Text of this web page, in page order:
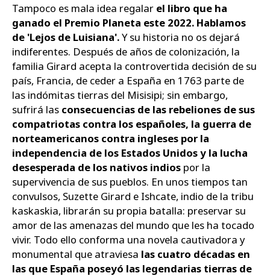
Tampoco es mala idea regalar el libro que ha
ganado el Premio Planeta este 2022. Hablamos
de 'Lejos de Luisiana'.Y su historia no os dejará
indiferentes. Después de años de colonización, la
familia Girard acepta la controvertida decisión de su
país, Francia, de ceder a España en 1763 parte de
las indómitas tierras del Misisipi; sin embargo,
sufrirá las consecuencias de las rebeliones de sus
compatriotas contra los españoles, la guerra de
norteamericanos contra ingleses por la
independencia de los Estados Unidos y la lucha
desesperada de los nativos indios por la
supervivencia de sus pueblos. En unos tiempos tan
convulsos, Suzette Girard e Ishcate, indio de la tribu
kaskaskia, librarán su propia batalla: preservar su
amor de las amenazas del mundo que les ha tocado
vivir. Todo ello conforma una novela cautivadora y
monumental que atraviesa las cuatro décadas en
las que España poseyó las legendarias tierras de